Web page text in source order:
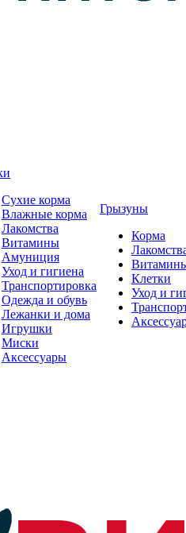
Сухие корма
Влажные корма
Лакомства
Витамины
Амуниция
Уход и гигиена
Транспортировка
Одежда и обувь
Лежанки и дома
Игрушки
Миски
Аксессуары
Грызуны
Корма
Клетки
Уход и